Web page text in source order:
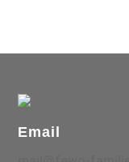
Email